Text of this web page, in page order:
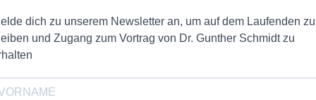
dich zu unserem Newsletter an, um auf dem Laufenden zu
und Zugang zum Vortrag von Dr. Gunther Schmidt zu